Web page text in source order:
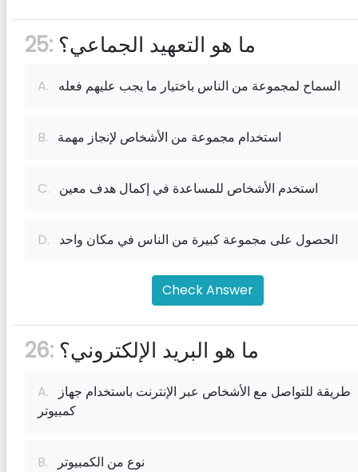
25: ما هو التعهيد الجماعي؟
A. السماح لمجموعة من الناس باختيار ما يجب عليهم فعله
B. استخدام مجموعة من الأشخاص لإنجاز مهمة
C. استخدم الأشخاص للمساعدة في إكمال هدف معين
D. الحصول على مجموعة كبيرة من الناس في مكان واحد
Check Answer
26: ما هو البريد الإلكتروني؟
A.
كمبيوتر
B. نوع من الكمبيوتر